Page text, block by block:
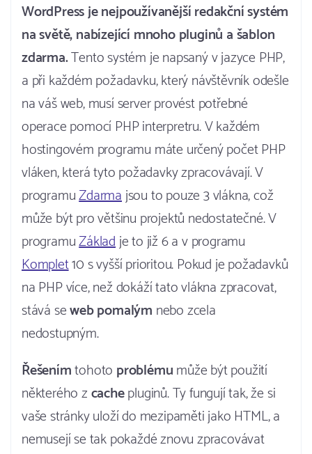
WordPress je nejpoužívanější redakční systém
na světě, nabízející mnoho pluginů a šablon
zdarma.Tento systém je napsaný v jazyce PHP,
a při každém požadavku, který návštěvník odešle
na váš web, musí server provést potřebné
operace pomocí PHP interpretru. V každém
hostingovém programu máte určený počet PHP
vláken, která tyto požadavky zpracovávají. V
programuZdarmajsou to pouze 3 vlákna, což
může být pro většinu projektů nedostatečné. V
programuZákladje to již 6 a v programu
Komplet10 s vyšší prioritou. Pokud je požadavků
na PHP více, než dokáží tato vlákna zpracovat,
stává seweb pomalým nebo zcela
nedostupným.
Řešenímtohoto problémumůže být použití
některého zcachepluginů. Ty fungují tak, že si
vaše stránky uloží do mezipaměti jako HTML, a
nemusejí se tak pokaždé znovu zpracovávat